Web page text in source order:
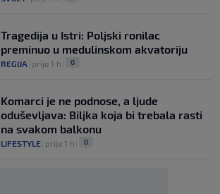
Tragedija u Istri: Poljski ronilac
preminuo u medulinskom akvatoriju
REGIJA prije 1 h 0
Komarci je ne podnose, a ljude
oduševljava: Biljka koja bi trebala rasti
na svakom balkonu
LIFESTYLE prije 1 h 0